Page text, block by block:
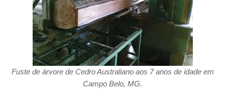
Fuste de árvore de Cedro Australiano aos 7 anos de idade em
Campo Belo, MG.